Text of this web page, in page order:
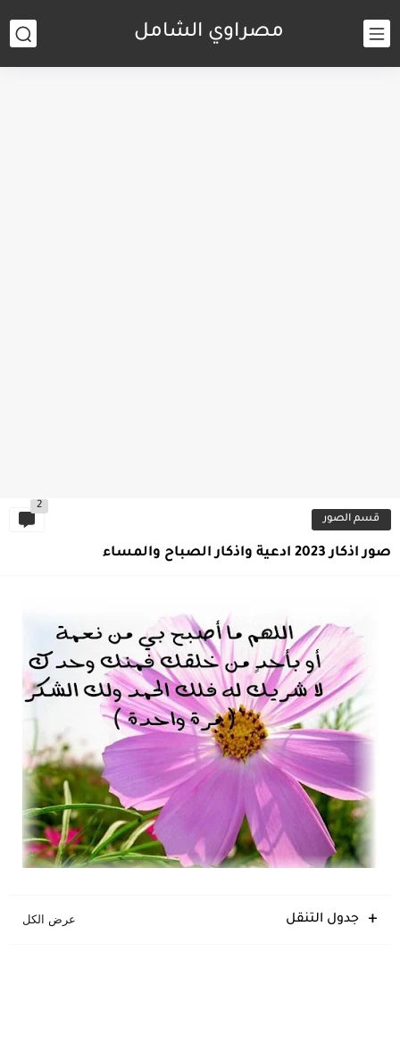
مصراوي الشامل
قسم الصور
2
صور اذكار 2023 ادعية واذكار الصباح والمساء
جدول التنقل